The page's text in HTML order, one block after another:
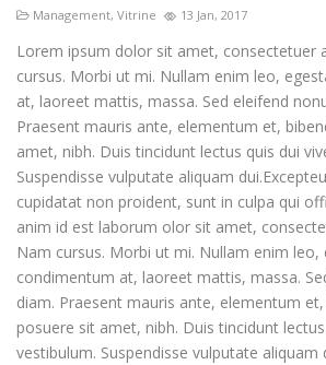
Management, Vitrine 13 Jan, 2017
Lorem ipsum dolor sit amet, consectetuer
cursus. Morbi ut mi. Nullam enim leo,
at, laoreet mattis, massa. Sed eleifend
Praesent mauris ante, elementum et,
amet, nibh. Duis tincidunt lectus quis dui
Suspendisse vulputate aliquam
cupidatat non proident, sunt in culpa qui
anim id est laborum olor sit amet,
Nam cursus. Morbi ut mi. Nullam enim leo,
condimentum at, laoreet mattis, massa.
diam. Praesent mauris ante, elementum
posuere sit amet, nibh. Duis tincidunt
vestibulum. Suspendisse vulputate aliquam